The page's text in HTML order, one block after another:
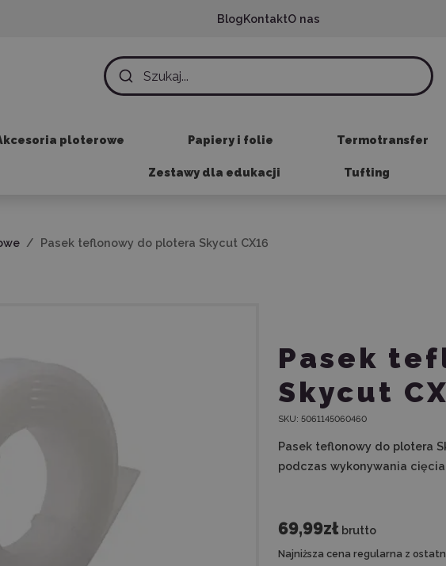
BlogKontaktO nas
ploterowe Papiery i folie Termotransfer
Zestawy dla edukacji Tufting
Pasek teflonowy do plotera Skycut CX16
Pasek
Skycut
SKU: 5061145060460
Pasek teflonowy do plotera
podczas wykonywania
69,99zł brutto
Najniższa cena regularna z